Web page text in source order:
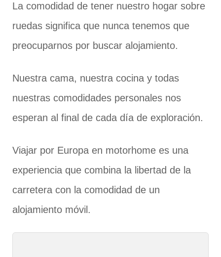
La comodidad de tener nuestro hogar sobre
ruedas significa que nunca tenemos que
preocuparnos por buscar alojamiento.
Nuestra cama, nuestra cocina y todas
nuestras comodidades personales nos
esperan al final de cada día de exploración.
Viajar por Europa en motorhome es una
experiencia que combina la libertad de la
carretera con la comodidad de un
alojamiento móvil.